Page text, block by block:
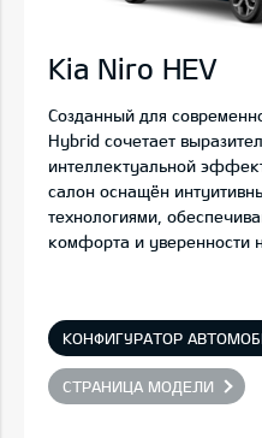
Kia Niro HEV
Созданный для
Hybrid сочетает
интеллектуальной
салон оснащён
технологиями,
комфорта и уверенности
КОНФИГУРАТОР
СТРАНИЦА МОДЕЛИ